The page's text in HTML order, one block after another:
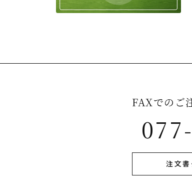
FAXでのご
注文書